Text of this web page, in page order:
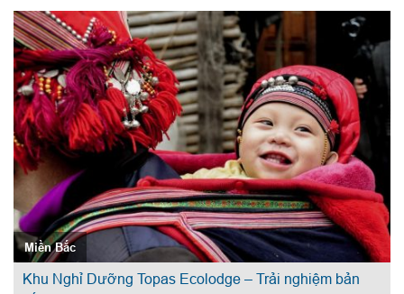
Miền Bắc
Khu Nghỉ Dưỡng Topas Ecolodge – Trải nghiệm bản